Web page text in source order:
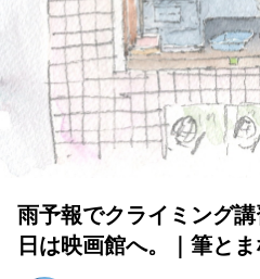
雨予報でクライミング
日は映画館へ。｜筆と